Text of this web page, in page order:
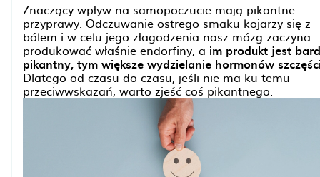
Znaczący wpływ na samopoczucie mają pikantne
przyprawy. Odczuwanie ostrego smaku kojarzy się z
bólem i w celu jego złagodzenia nasz mózg zaczyna
produkować właśnie endorfiny, a im produkt jest
pikantny, tym większe wydzielanie hormonów
Dlatego od czasu do czasu, jeśli nie ma ku temu
przeciwwskazań, warto zjeść coś pikantnego.